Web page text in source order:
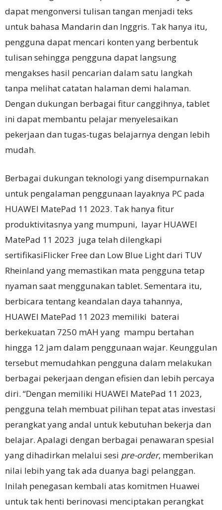
dapat mengonversi tulisan tangan menjadi teks
untuk bahasa Mandarin dan Inggris. Tak hanya itu,
pengguna dapat mencari konten yang berbentuk
tulisan sehingga pengguna dapat langsung
mengakses hasil pencarian dalam satu langkah
tanpa melihat catatan halaman demi halaman.
Dengan dukungan berbagai fitur canggihnya, tablet
ini dapat membantu pelajar menyelesaikan
pekerjaan dan tugas-tugas belajarnya dengan lebih
mudah.
Berbagai dukungan teknologi yang disempurnakan
untuk pengalaman penggunaan layaknya PC pada
HUAWEI MatePad 11 2023. Tak hanya fitur
produktivitasnya yang mumpuni, layar HUAWEI
MatePad 11 2023 juga telah dilengkapi
sertifikasiFlicker Free dan Low Blue Light dari TUV
Rheinland yang memastikan mata pengguna tetap
nyaman saat menggunakan tablet. Sementara itu,
berbicara tentang keandalan daya tahannya,
HUAWEI MatePad 11 2023 memiliki baterai
berkekuatan 7250 mAH yang mampu bertahan
hingga 12 jam dalam penggunaan wajar. Keunggulan
tersebut memudahkan pengguna dalam melakukan
berbagai pekerjaan dengan efisien dan lebih percaya
diri. “Dengan memiliki HUAWEI MatePad 11 2023,
pengguna telah membuat pilihan tepat atas investasi
perangkat yang andal untuk kebutuhan bekerja dan
belajar. Apalagi dengan berbagai penawaran spesial
yang dihadirkan melalui sesi pre-order, memberikan
nilai lebih yang tak ada duanya bagi pelanggan.
Inilah penegasan kembali atas komitmen Huawei
untuk tak henti berinovasi menciptakan perangkat